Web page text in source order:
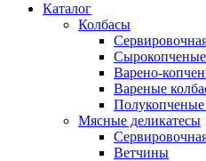
Каталог
Колбасы
Варено-
Вареные
Полукопченые
Мясные деликатесы
Ветчины